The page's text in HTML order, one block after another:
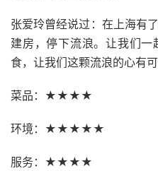
张爱玲曾经说过：在上海有
建房，停下流浪。让我们
食，让我们这颗流浪的心有可
菜品：★★★★
环境：★★★★★
服务：★★★★